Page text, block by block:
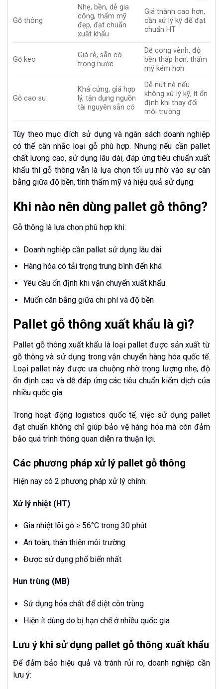
Gỗ thông
Nhẹ, bền, dễ gia
công, thẩm mỹ
đẹp, đạt chuẩn
xuất khẩu
Giá thành cao hơn,
cần xử lý kỹ để đạt
chuẩn HT
Gỗ keo
Giá rẻ, sẵn có
trong nước
Dễ cong vênh, độ
bền thấp hơn, thẩm
mỹ kém hơn
Gỗ cao su
Khá cứng, giá hợp
lý, tận dụng nguồn
tài nguyên sẵn có
Dễ nứt nẻ nếu
không xử lý kỹ, ít ổn
định khi thay đổi
môi trường
Tùy theo mục đích sử dụng và ngân sách doanh nghiệp
có thể cân nhắc loại gỗ phù hợp. Nhưng nếu cần pallet
chất lượng cao, sử dụng lâu dài, đáp ứng tiêu chuẩn xuất
khẩu thì gỗ thông vẫn là lựa chọn tối ưu nhờ vào sự cân
bằng giữa độ bền, tính thẩm mỹ và hiệu quả sử dụng.
Khi nào nên dùng pallet gỗ thông?
Gỗ thông là lựa chọn phù hợp khi:
Doanh nghiệp cần pallet sử dụng lâu dài
Hàng hóa có tải trọng trung bình đến khá
Yêu cầu ổn định khi vận chuyển xuất khẩu
Muốn cân bằng giữa chi phí và độ bền
Pallet gỗ thông xuất khẩu là gì?
Pallet gỗ thông xuất khẩu là loại pallet được sản xuất từ
gỗ thông và sử dụng trong vận chuyển hàng hóa quốc tế.
Loại pallet này được ưa chuộng nhờ trọng lượng nhẹ, độ
ổn định cao và dễ đáp ứng các tiêu chuẩn kiểm dịch của
nhiều quốc gia.
Trong hoạt động logistics quốc tế, việc sử dụng pallet
đạt chuẩn không chỉ giúp bảo vệ hàng hóa mà còn đảm
bảo quá trình thông quan diễn ra thuận lợi.
Các phương pháp xử lý pallet gỗ thông
Hiện nay có 2 phương pháp xử lý chính:
Xử lý nhiệt (HT)
Gia nhiệt lõi gỗ ≥ 56°C trong 30 phút
An toàn, thân thiện môi trường
Được sử dụng phổ biến nhất
Hun trùng (MB)
Sử dụng hóa chất để diệt côn trùng
Hiện ít dùng do bị hạn chế ở nhiều quốc gia
Lưu ý khi sử dụng pallet gỗ thông xuất khẩu
Để đảm bảo hiệu quả và tránh rủi ro, doanh nghiệp cần
lưu ý: